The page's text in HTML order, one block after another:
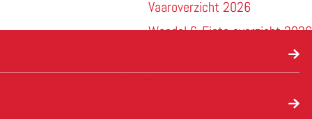
Vaaroverzicht 2026
Wandel & Fiets overzicht 2026